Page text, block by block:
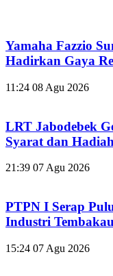
Yamaha Fazzio
Hadirkan Gaya
11:24 08 Agu 2026
LRT Jabodebek
Syarat dan
21:39 07 Agu 2026
PTPN I Serap
Industri
15:24 07 Agu 2026